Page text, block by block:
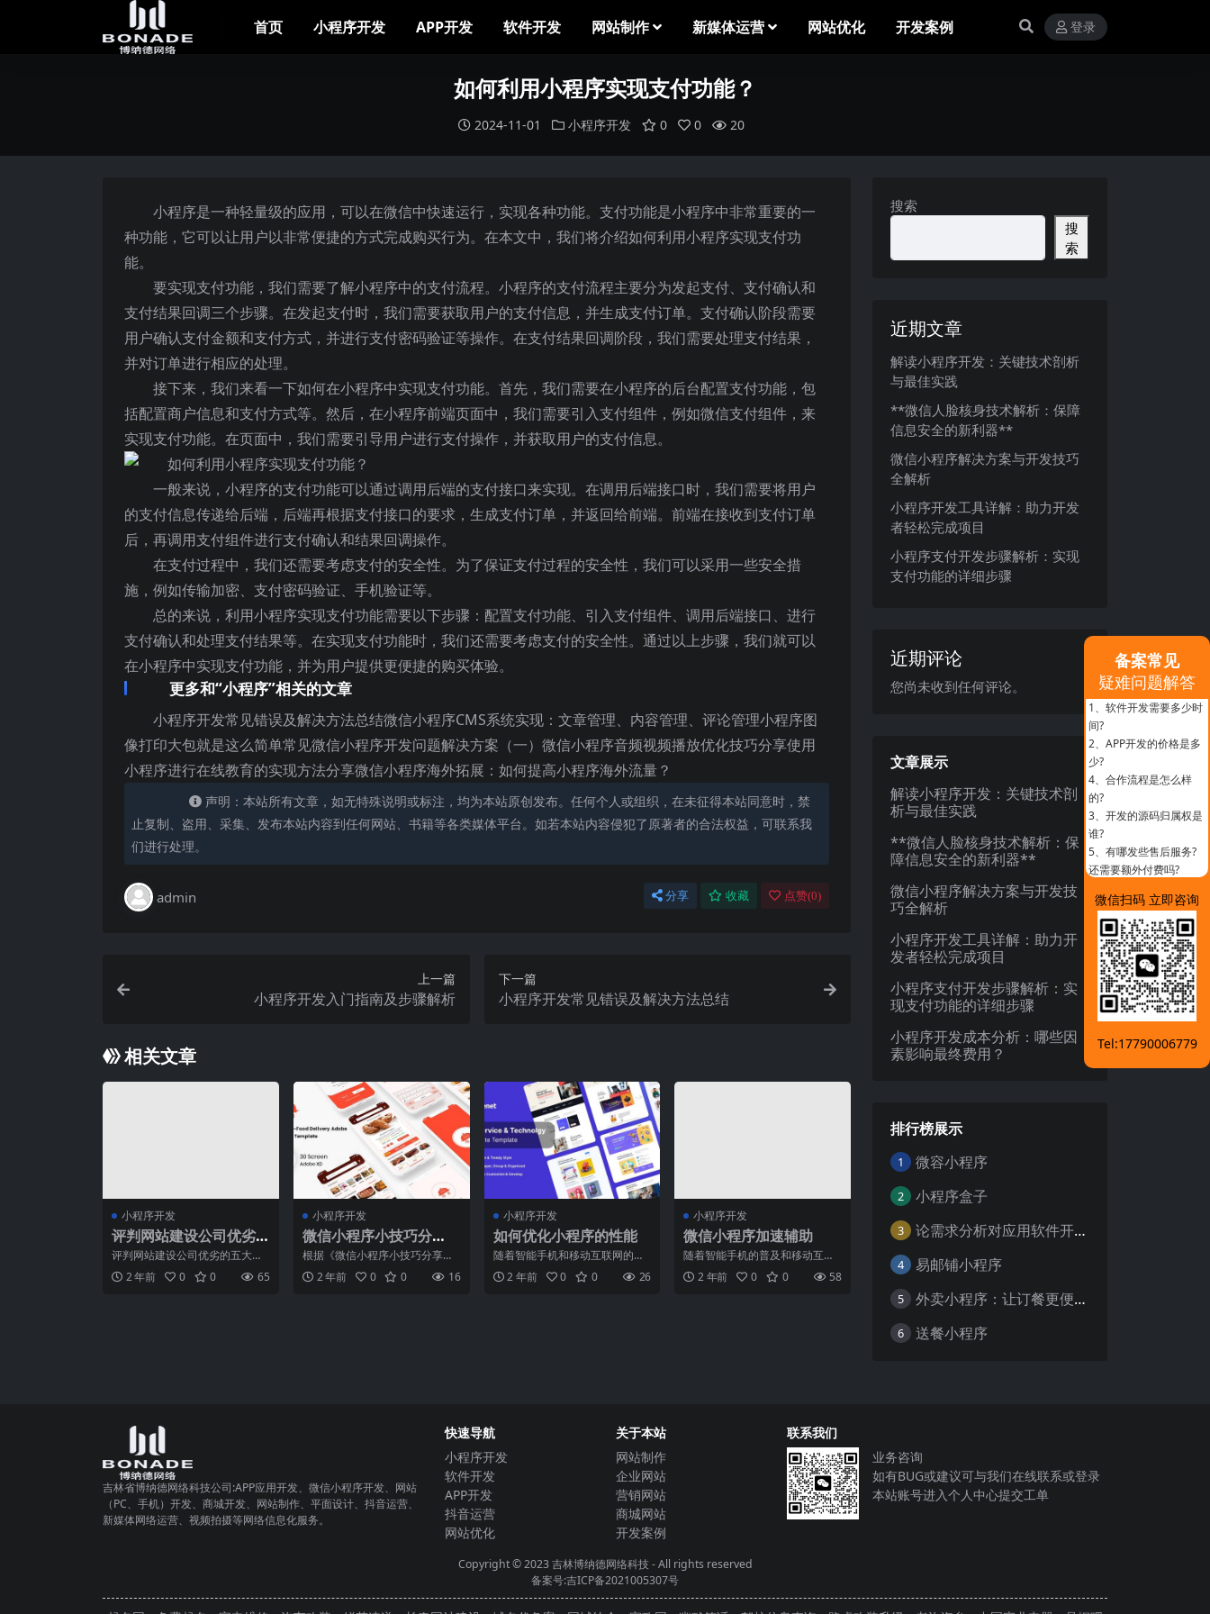
首页 小程序开发 APP开发 软件开发 网站制作 新媒体运营 网站优化 开发案例 登录
如何利用小程序实现支付功能？
2024-11-01 小程序开发 0 0 20
小程序是一种轻量级的应用，可以在微信中快速运行，实现各种功能。支付功能是小程序中非常重要的一
种功能，它可以让用户以非常便捷的方式完成购买行为。在本文中，我们将介绍如何利用小程序实现支付功
能。
要实现支付功能，我们需要了解小程序中的支付流程。小程序的支付流程主要分为发起支付、支付确认和
支付结果回调三个步骤。在发起支付时，我们需要获取用户的支付信息，并生成支付订单。支付确认阶段需要
用户确认支付金额和支付方式，并进行支付密码验证等操作。在支付结果回调阶段，我们需要处理支付结果，
并对订单进行相应的处理。
接下来，我们来看一下如何在小程序中实现支付功能。首先，我们需要在小程序的后台配置支付功能，包
括配置商户信息和支付方式等。然后，在小程序前端页面中，我们需要引入支付组件，例如微信支付组件，来
实现支付功能。在页面中，我们需要引导用户进行支付操作，并获取用户的支付信息。
一般来说，小程序的支付功能可以通过调用后端的支付接口来实现。在调用后端接口时，我们需要将用户
的支付信息传递给后端，后端再根据支付接口的要求，生成支付订单，并返回给前端。前端在接收到支付订单
后，再调用支付组件进行支付确认和结果回调操作。
在支付过程中，我们还需要考虑支付的安全性。为了保证支付过程的安全性，我们可以采用一些安全措
施，例如传输加密、支付密码验证、手机验证等。
总的来说，利用小程序实现支付功能需要以下步骤：配置支付功能、引入支付组件、调用后端接口、进行
支付确认和处理支付结果等。在实现支付功能时，我们还需要考虑支付的安全性。通过以上步骤，我们就可以
在小程序中实现支付功能，并为用户提供更便捷的购买体验。
更多和“小程序”相关的文章
小程序开发常见错误及解决方法总结微信小程序CMS系统实现：文章管理、内容管理、评论管理小程序图
像打印大包就是这么简单常见微信小程序开发问题解决方案（一）微信小程序音频视频播放优化技巧分享使用
小程序进行在线教育的实现方法分享微信小程序海外拓展：如何提高小程序海外流量？
声明：本站所有文章，如无特殊说明或标注，均为本站原创发布。任何个人或组织，在未征得本站同意时，禁
止复制、盗用、采集、发布本站内容到任何网站、书籍等各类媒体平台。如若本站内容侵犯了原著者的合法权益，可联系我
们进行处理。
admin 分享 收藏 点赞(0)
上一篇
小程序开发入门指南及步骤解析
下一篇
小程序开发常见错误及解决方法总结
相关文章
小程序开发
评判网站建设公司优劣
的五大标准
评判网站建设公司优劣的五大标
准在这个互联网高速发展的时
代，拥有一个优质的企业网站
2 年前 0 0 65
小程序开发
微信小程序小技巧分
享：让开发更轻松
根据《微信小程序小技巧分享：
让开发更轻松》来创作一篇0字的
软文，我们能够深刻感受
2 年前 0 0 16
小程序开发
如何优化小程序的性能
随着智能手机和移动互联网的普
及，小程序成为了人们生活中不
可或缺的一部分。然而，由
2 年前 0 0 26
小程序开发
微信小程序加速辅助
随着智能手机的普及和移动互联
网的发展，微信小程序已经成为
了人们日常生活中不可或缺
2 年前 0 0 58
搜索
搜
索
近期文章
解读小程序开发：关键技术剖析
与最佳实践
**微信人脸核身技术解析：保障
信息安全的新利器**
微信小程序解决方案与开发技巧
全解析
小程序开发工具详解：助力开发
者轻松完成项目
小程序支付开发步骤解析：实现
支付功能的详细步骤
近期评论
您尚未收到任何评论。
文章展示
解读小程序开发：关键技术剖
析与最佳实践
**微信人脸核身技术解析：保
障信息安全的新利器**
微信小程序解决方案与开发技
巧全解析
小程序开发工具详解：助力开
发者轻松完成项目
小程序支付开发步骤解析：实
现支付功能的详细步骤
小程序开发成本分析：哪些因
素影响最终费用？
排行榜展示
1 微容小程序
2 小程序盒子
3 论需求分析对应用软件开发的重要性
4 易邮铺小程序
5 外卖小程序：让订餐更便捷，吃货的福音
6 送餐小程序
吉林省博纳德网络科技公司:APP应用开发、微信小程序开发、网站
（PC、手机）开发、商城开发、网站制作、平面设计、抖音运营、
新媒体网络运营、视频拍摄等网络信息化服务。
快速导航
小程序开发
软件开发
APP开发
抖音运营
网站优化
关于本站
网站制作
企业网站
营销网站
商城网站
开发案例
联系我们
业务咨询
如有BUG或建议可与我们在线联系或登录
本站账号进入个人中心提交工单
Copyright © 2023吉林博纳德网络科技- All rights reserved
备案号:吉ICP备2021005307号
备案常见
疑难问题解答
1、 软件开发需要多少时
间?
2、 APP开发的价格是多
少?
4、 合作流程是怎么样
的?
3、 开发的源码归属权是
谁?
5、 有哪发些售后服务?
还需要额外付费吗?
微信扫码 立即咨询
Tel:17790006779